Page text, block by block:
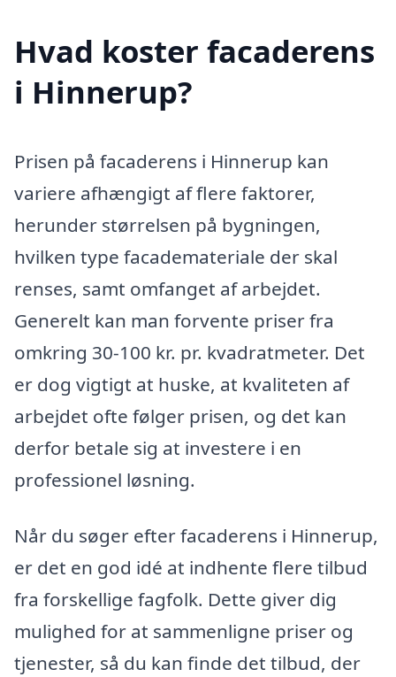
Hvad koster facaderens
i Hinnerup?
Prisen på facaderens i Hinnerup kan
variere afhængigt af flere faktorer,
herunder størrelsen på bygningen,
hvilken type facademateriale der skal
renses, samt omfanget af arbejdet.
Generelt kan man forvente priser fra
omkring 30-100 kr. pr. kvadratmeter. Det
er dog vigtigt at huske, at kvaliteten af
arbejdet ofte følger prisen, og det kan
derfor betale sig at investere i en
professionel løsning.
Når du søger efter facaderens i Hinnerup,
er det en god idé at indhente flere tilbud
fra forskellige fagfolk. Dette giver dig
mulighed for at sammenligne priser og
tjenester, så du kan finde det tilbud, der